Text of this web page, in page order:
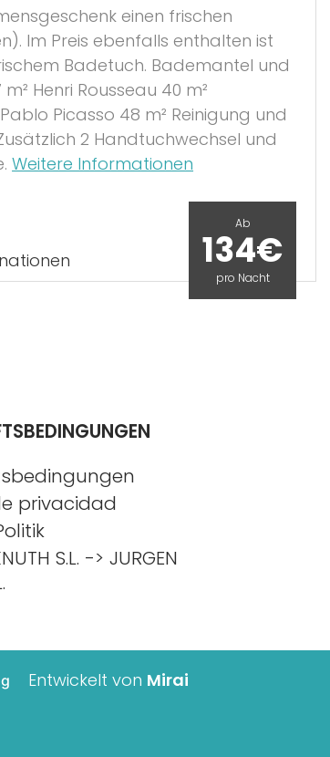
einen frischen
Im Preis ebenfalls enthalten ist
Badetuch. Bademantel und
Henri Rousseau 40 m²
Picasso 48 m² Reinigung und
2 Handtuchwechsel und
Weitere Informationen
Ab
134€
pro Nacht
privacidad
S.L. -> JURGEN
Entwickelt von Mirai